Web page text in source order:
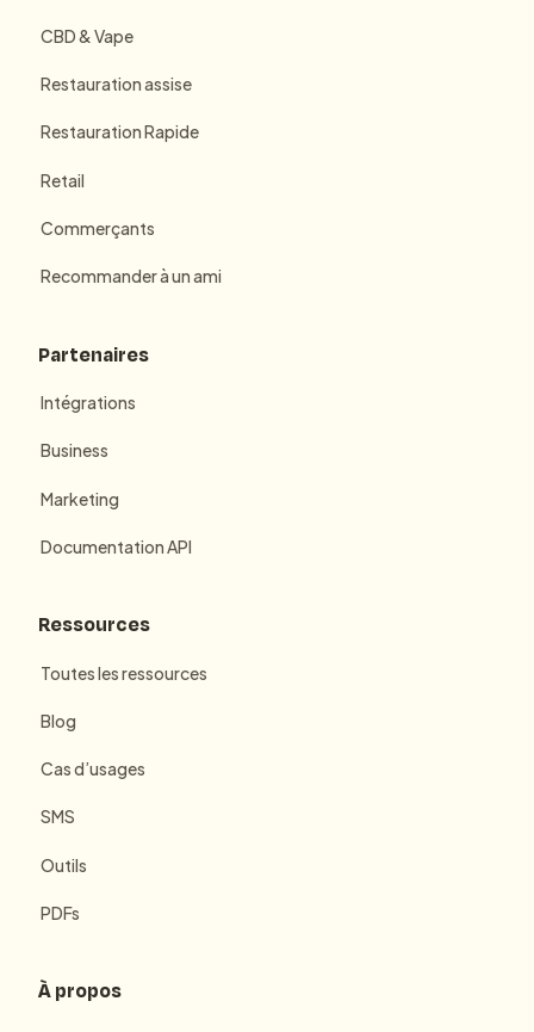
CBD & Vape
Restauration assise
Restauration Rapide
Retail
Commerçants
Recommander à un ami
Partenaires
Intégrations
Business
Marketing
Documentation API
Ressources
Toutes les ressources
Blog
Cas d’usages
SMS
Outils
PDFs
À propos